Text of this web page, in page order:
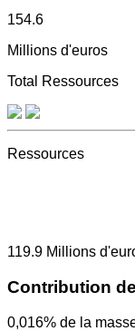
154.6
Millions d'euros
Total Ressources
Ressources
119.9 Millions
Contribution
0,016% de la